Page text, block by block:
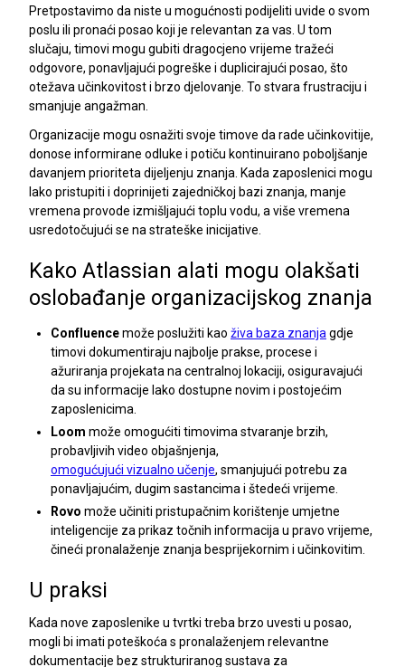
Pretpostavimo da niste u mogućnosti podijeliti uvide o svom
poslu ili pronaći posao koji je relevantan za vas. U tom
slučaju, timovi mogu gubiti dragocjeno vrijeme tražeći
odgovore, ponavljajući pogreške i duplicirajući posao, što
otežava učinkovitost i brzo djelovanje. To stvara frustraciju i
smanjuje angažman.
Organizacije mogu osnažiti svoje timove da rade učinkovitije,
donose informirane odluke i potiču kontinuirano poboljšanje
davanjem prioriteta dijeljenju znanja. Kada zaposlenici mogu
lako pristupiti i doprinijeti zajedničkoj bazi znanja, manje
vremena provode izmišljajući toplu vodu, a više vremena
usredotočujući se na strateške inicijative.
Kako Atlassian alati mogu olakšati
oslobađanje organizacijskog znanja
Confluencemože poslužiti kao živa baza znanja gdje
timovi dokumentiraju najbolje prakse, procese i
ažuriranja projekata na centralnoj lokaciji, osiguravajući
da su informacije lako dostupne novim i postojećim
zaposlenicima.
Loom može omogućiti timovima stvaranje brzih,
probavljivih video objašnjenja,
omogućujući vizualno učenje, smanjujući potrebu za
ponavljajućim, dugim sastancima i štedeći vrijeme.
Rovo može učiniti pristupačnim korištenje umjetne
inteligencije za prikaz točnih informacija u pravo vrijeme,
čineći pronalaženje znanja besprijekornim i učinkovitim.
U praksi
Kada nove zaposlenike u tvrtki treba brzo uvesti u posao,
mogli bi imati poteškoća s pronalaženjem relevantne
dokumentacije bez strukturiranog sustava za